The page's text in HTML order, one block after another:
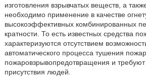
изготовления взрывчатых веществ, а
необходимо применение в качестве
высокоэффективных комбинированных
кратности. То есть известных средства
характеризуются отсутствием
автоматического процесса тушения
пожаровзрывопредотвращения и требуют
присутствия людей.